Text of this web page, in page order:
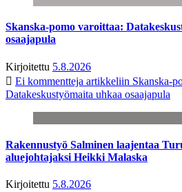
Skanska-pomo varoittaa:
osaajapula
Kirjoitettu 5.8.2026
Ei kommentteja artikkeliin Skanska-
Datakeskustyömaita uhkaa osaajapula
Rakennustyö Salminen laajentaa
aluejohtajaksi Heikki Malaska
Kirjoitettu 5.8.2026